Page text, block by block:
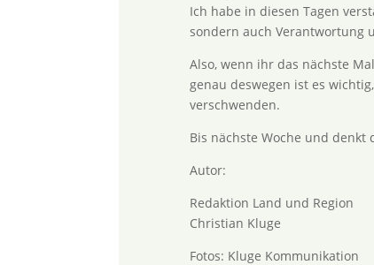
Ich habe in diesen Tagen
sondern auch Verantwortung
Also, wenn ihr das nächste
genau deswegen ist es
verschwenden.
Bis nächste Woche und
Autor:
Redaktion Land und Region
Christian Kluge
Fotos: Kluge Kommunikation